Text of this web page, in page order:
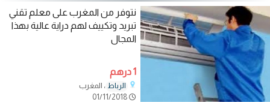
نتوفر من المغرب على معلم تقني
تبريد وتكييف لهم دراية عالية بهذا
المجال
1 درهم
الرباط ، المغرب